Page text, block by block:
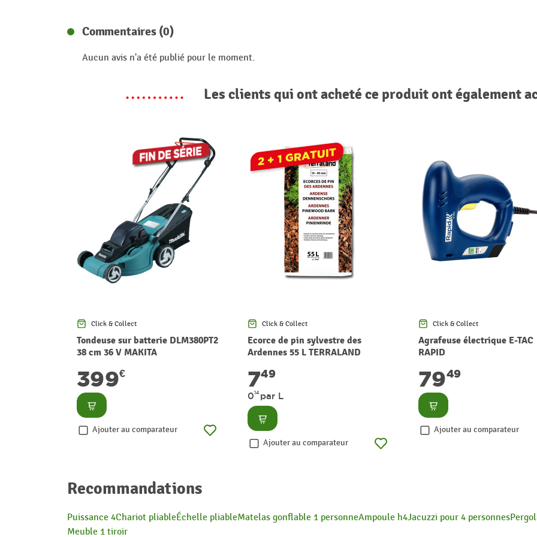
Commentaires (0)
Aucun avis n'a été publié pour le moment.
Les clients qui ont acheté ce produit ont également
Click & Collect
Tondeuse sur batterie DLM380PT2
38 cm 36 V MAKITA
399€
Consulter
Ajouter au comparateur
2 + 1 GRATUIT
Click & Collect
Ecorce de pin sylvestre des
Ardennes 55 L TERRALAND
749
014 par L
Consulter
Ajouter au comparateur
Click & Collect
Agrafeuse électrique E-TAC
RAPID
7949
Consulter
Ajouter au comparateur
Recommandations
Puissance 4Chariot pliableÉchelle pliableMatelas gonflable 1 personneAmpoule h4Jacuzzi pour 4 personnes
Meuble 1 tiroir